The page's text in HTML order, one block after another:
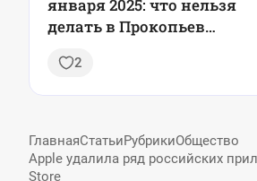
января 2025: что нельзя
делать в Прокопьев
2
ГлавнаяСтатьиРубрикиОбщество
Apple удалила ряд российских
Store